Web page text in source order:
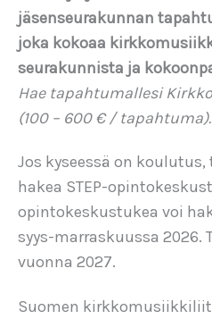
jäsenseurakunnan
joka kokoaa
seurakunnista ja
Hae tapahtumallesi
(100 – 600 € / tapahtuma).
Jos kyseessä on
hakea STEP-
opintokeskustukea voi
syys-marraskuussa 2026.
vuonna 2027.
Suomen